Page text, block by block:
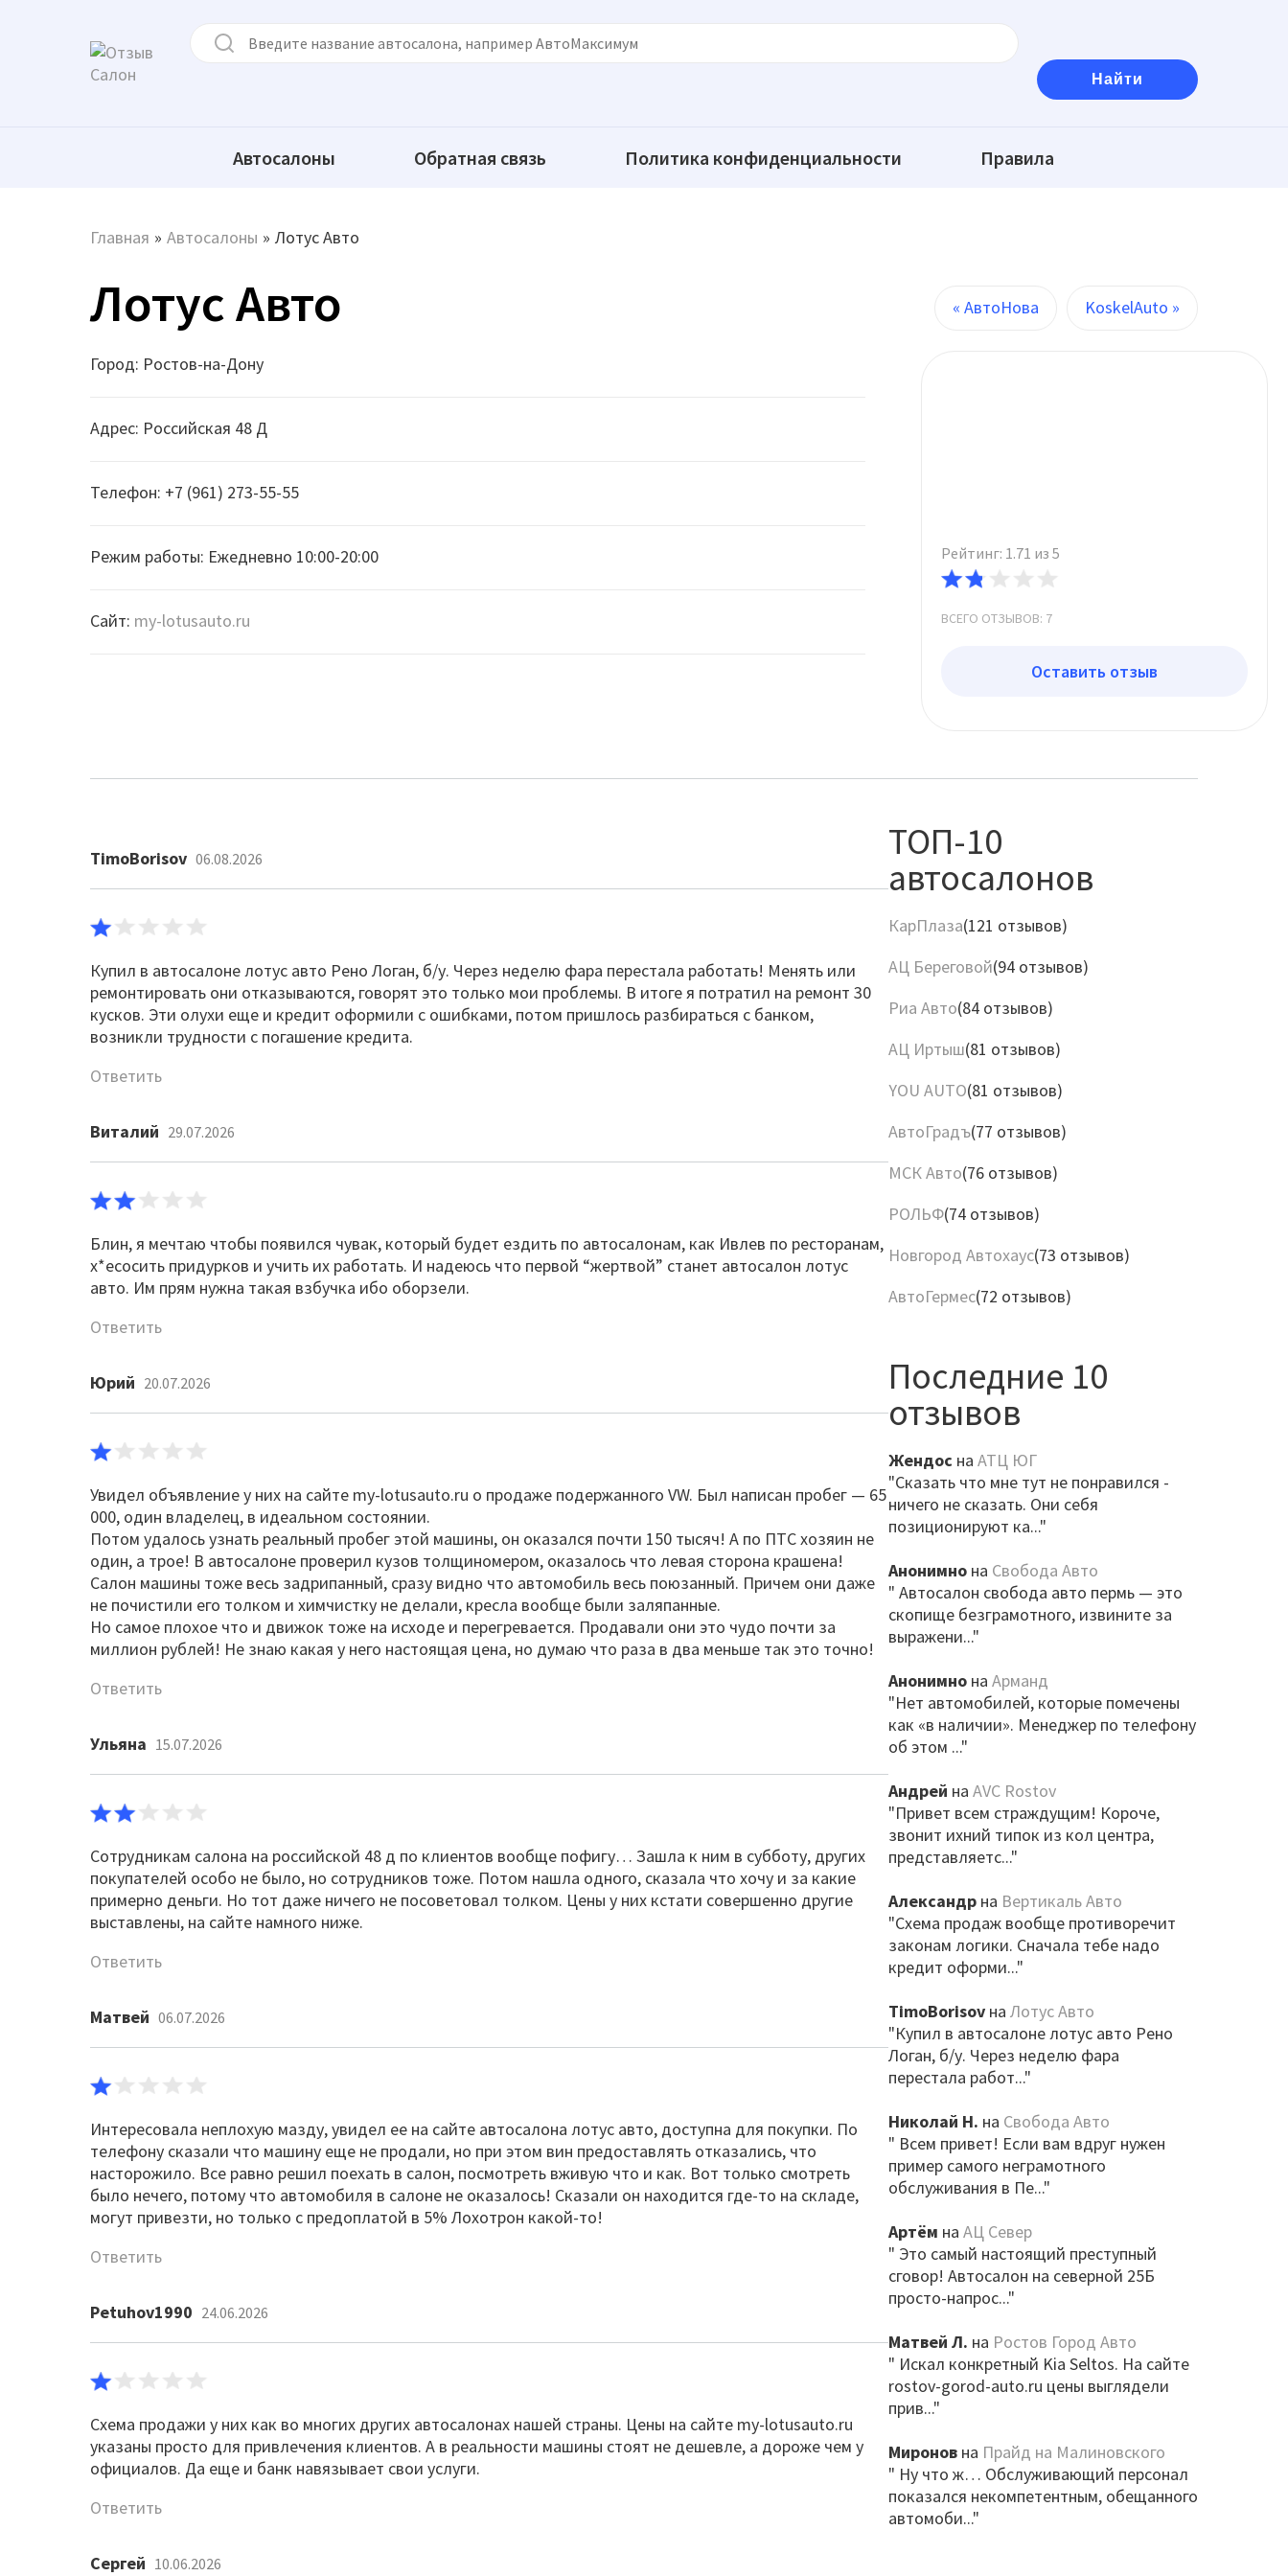
Автосалоны Обратная связь Политика конфиденциальности Правила
Главная » Автосалоны » Лотус Авто
Лотус Авто « АвтоНова KoskelAuto »
Город: Ростов-на-Дону
Адрес: Российская 48 Д
Телефон: +7 (961) 273-55-55
Режим работы: Ежедневно 10:00-20:00
Сайт: my-lotusauto.ru
Рейтинг: 1.71 из 5
ВСЕГО ОТЗЫВОВ: 7
Оставить отзыв
TimoBorisov 06.08.2026
Купил в автосалоне лотус авто Рено Логан, б/у. Через неделю фара перестала работать! Менять или
ремонтировать они отказываются, говорят это только мои проблемы. В итоге я потратил на ремонт 30
кусков. Эти олухи еще и кредит оформили с ошибками, потом пришлось разбираться с банком,
возникли трудности с погашение кредита.
Ответить
Виталий 29.07.2026
Блин, я мечтаю чтобы появился чувак, который будет ездить по автосалонам, как Ивлев по ресторанам,
х*есосить придурков и учить их работать. И надеюсь что первой “жертвой” станет автосалон лотус
авто. Им прям нужна такая взбучка ибо оборзели.
Ответить
Юрий 20.07.2026
Увидел объявление у них на сайте my-lotusauto.ru о продаже подержанного VW. Был написан пробег — 65
000, один владелец, в идеальном состоянии.
Потом удалось узнать реальный пробег этой машины, он оказался почти 150 тысяч! А по ПТС хозяин не
один, а трое! В автосалоне проверил кузов толщиномером, оказалось что левая сторона крашена!
Салон машины тоже весь задрипанный, сразу видно что автомобиль весь поюзанный. Причем они даже
не почистили его толком и химчистку не делали, кресла вообще были заляпанные.
Но самое плохое что и движок тоже на исходе и перегревается. Продавали они это чудо почти за
миллион рублей! Не знаю какая у него настоящая цена, но думаю что раза в два меньше так это точно!
Ответить
Ульяна 15.07.2026
Сотрудникам салона на российской 48 д по клиентов вообще пофигу… Зашла к ним в субботу, других
покупателей особо не было, но сотрудников тоже. Потом нашла одного, сказала что хочу и за какие
примерно деньги. Но тот даже ничего не посоветовал толком. Цены у них кстати совершенно другие
выставлены, на сайте намного ниже.
Ответить
Матвей 06.07.2026
Интересовала неплохую мазду, увидел ее на сайте автосалона лотус авто, доступна для покупки. По
телефону сказали что машину еще не продали, но при этом вин предоставлять отказались, что
насторожило. Все равно решил поехать в салон, посмотреть вживую что и как. Вот только смотреть
было нечего, потому что автомобиля в салоне не оказалось! Сказали он находится где-то на складе,
могут привезти, но только с предоплатой в 5% Лохотрон какой-то!
Ответить
Petuhov1990 24.06.2026
Схема продажи у них как во многих других автосалонах нашей страны. Цены на сайте my-lotusauto.ru
указаны просто для привлечения клиентов. А в реальности машины стоят не дешевле, а дороже чем у
официалов. Да еще и банк навязывает свои услуги.
Ответить
Сергей 10.06.2026
ТОП-10
автосалонов
КарПлаза(121 отзывов)
АЦ Береговой(94 отзывов)
Риа Авто(84 отзывов)
АЦ Иртыш(81 отзывов)
YOU AUTO(81 отзывов)
АвтоГрадъ(77 отзывов)
МСК Авто(76 отзывов)
РОЛЬФ(74 отзывов)
Новгород Автохаус(73 отзывов)
АвтоГермес(72 отзывов)
Последние 10
отзывов
Жендосна АТЦ ЮГ
"Сказать что мне тут не понравился -
ничего не сказать. Они себя
позиционируют ка..."
Анонимнона Свобода Авто
" Автосалон свобода авто пермь — это
скопище безграмотного, извините за
выражени..."
Анонимнона Арманд
"Нет автомобилей, которые помечены
как «в наличии». Менеджер по телефону
об этом ..."
Андрей на AVC Rostov
"Привет всем страждущим! Короче,
звонит ихний типок из кол центра,
представляетс..."
Александрна Вертикаль Авто
"Схема продаж вообще противоречит
законам логики. Сначала тебе надо
кредит оформи..."
TimoBorisovна Лотус Авто
"Купил в автосалоне лотус авто Рено
Логан, б/у. Через неделю фара
перестала работ..."
Николай Н. на Свобода Авто
" Всем привет! Если вам вдруг нужен
пример самого неграмотного
обслуживания в Пе..."
Артём на АЦ Север
" Это самый настоящий преступный
сговор! Автосалон на северной 25Б
просто-напрос..."
Матвей Л. на Ростов Город Авто
" Искал конкретный Kia Seltos. На сайте
rostov-gorod-auto.ru цены выглядели
прив..."
Мироновна Прайд на Малиновского
" Ну что ж… Обслуживающий персонал
показался некомпетентным, обещанного
автомоби..."